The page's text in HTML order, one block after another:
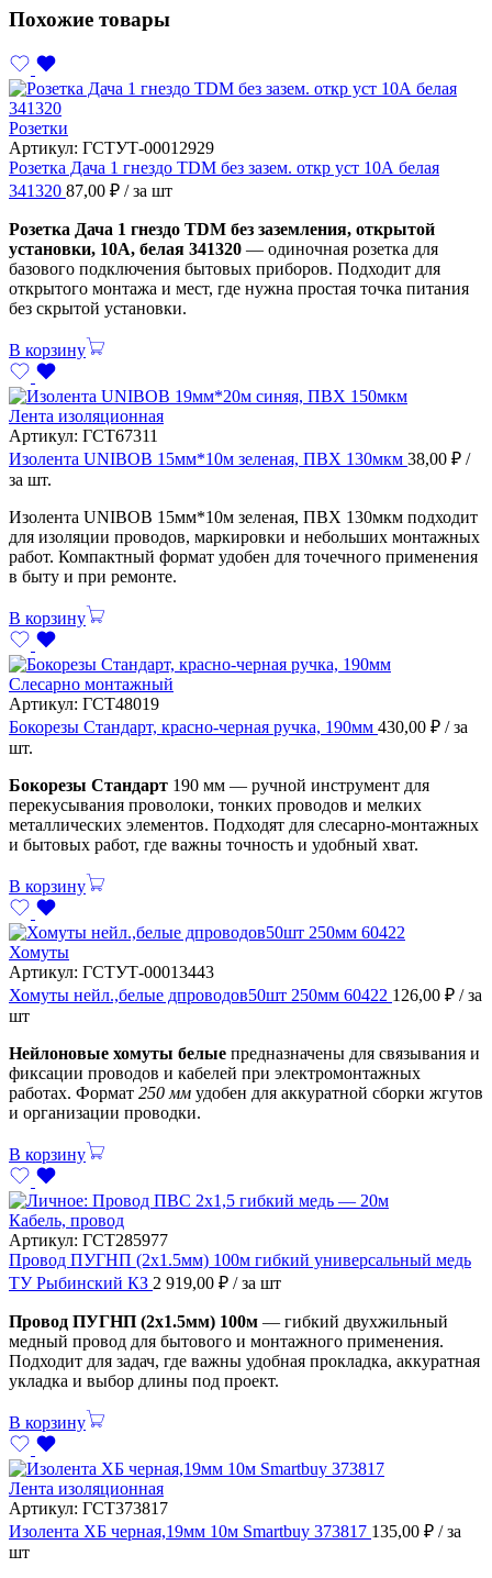
Похожие товары
Розетки
Артикул: ГСТУТ-00012929
Розетка Дача 1 гнездо TDM без зазем. откр уст 10А белая
341320 87,00 ₽ / за шт
Розетка Дача 1 гнездо TDM без заземления, открытой
установки, 10А, белая 341320 — одиночная розетка для
базового подключения бытовых приборов. Подходит для
открытого монтажа и мест, где нужна простая точка питания
без скрытой установки.
В корзину
Лента изоляционная
Артикул: ГСТ67311
Изолента UNIBOB 15мм*10м зеленая, ПВХ 130мкм 38,00 ₽ /
за шт.
Изолента UNIBOB 15мм*10м зеленая, ПВХ 130мкм подходит
для изоляции проводов, маркировки и небольших монтажных
работ. Компактный формат удобен для точечного применения
в быту и при ремонте.
В корзину
Слесарно монтажный
Артикул: ГСТ48019
Бокорезы Стандарт, красно-черная ручка, 190мм 430,00 ₽ / за
шт.
Бокорезы Стандарт 190 мм — ручной инструмент для
перекусывания проволоки, тонких проводов и мелких
металлических элементов. Подходят для слесарно-монтажных
и бытовых работ, где важны точность и удобный хват.
В корзину
Хомуты
Артикул: ГСТУТ-00013443
Хомуты нейл.,белые дпроводов50шт 250мм 60422 126,00 ₽ / за
шт
Нейлоновые хомуты белые предназначены для связывания и
фиксации проводов и кабелей при электромонтажных
работах. Формат 250 мм удобен для аккуратной сборки жгутов
и организации проводки.
В корзину
Кабель, провод
Артикул: ГСТ285977
Провод ПУГНП (2х1.5мм) 100м гибкий универсальный медь
ТУ Рыбинский КЗ 2 919,00 ₽ / за шт
Провод ПУГНП (2х1.5мм) 100м — гибкий двухжильный
медный провод для бытового и монтажного применения.
Подходит для задач, где важны удобная прокладка, аккуратная
укладка и выбор длины под проект.
В корзину
Лента изоляционная
Артикул: ГСТ373817
Изолента ХБ черная,19мм 10м Smartbuy 373817 135,00 ₽ / за
шт